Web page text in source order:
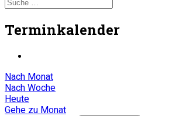
Terminkalender
Nach Monat
Nach Woche
Heute
Gehe zu Monat